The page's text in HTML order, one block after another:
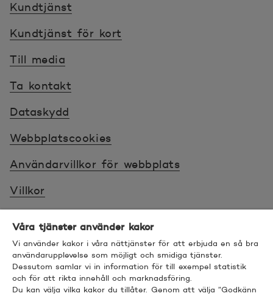
Kundtjänst
Kundtjänst för kort
Till media
Ta kontakt
Dataskydd
Webbplatscookies
Användarvillkor för webbplats
Villkor
Tillgänglighet
Bra att veta
Våra tjänster använder kakor
Vi använder kakor i våra nättjänster för att erbjuda en så bra
användarupplevelse som möjligt och smidiga tjänster.
Dessutom samlar vi in information för till exempel statistik
och för att rikta innehåll och marknadsföring.
Du kan välja vilka kakor du tillåter. Genom att välja ”Godkänn